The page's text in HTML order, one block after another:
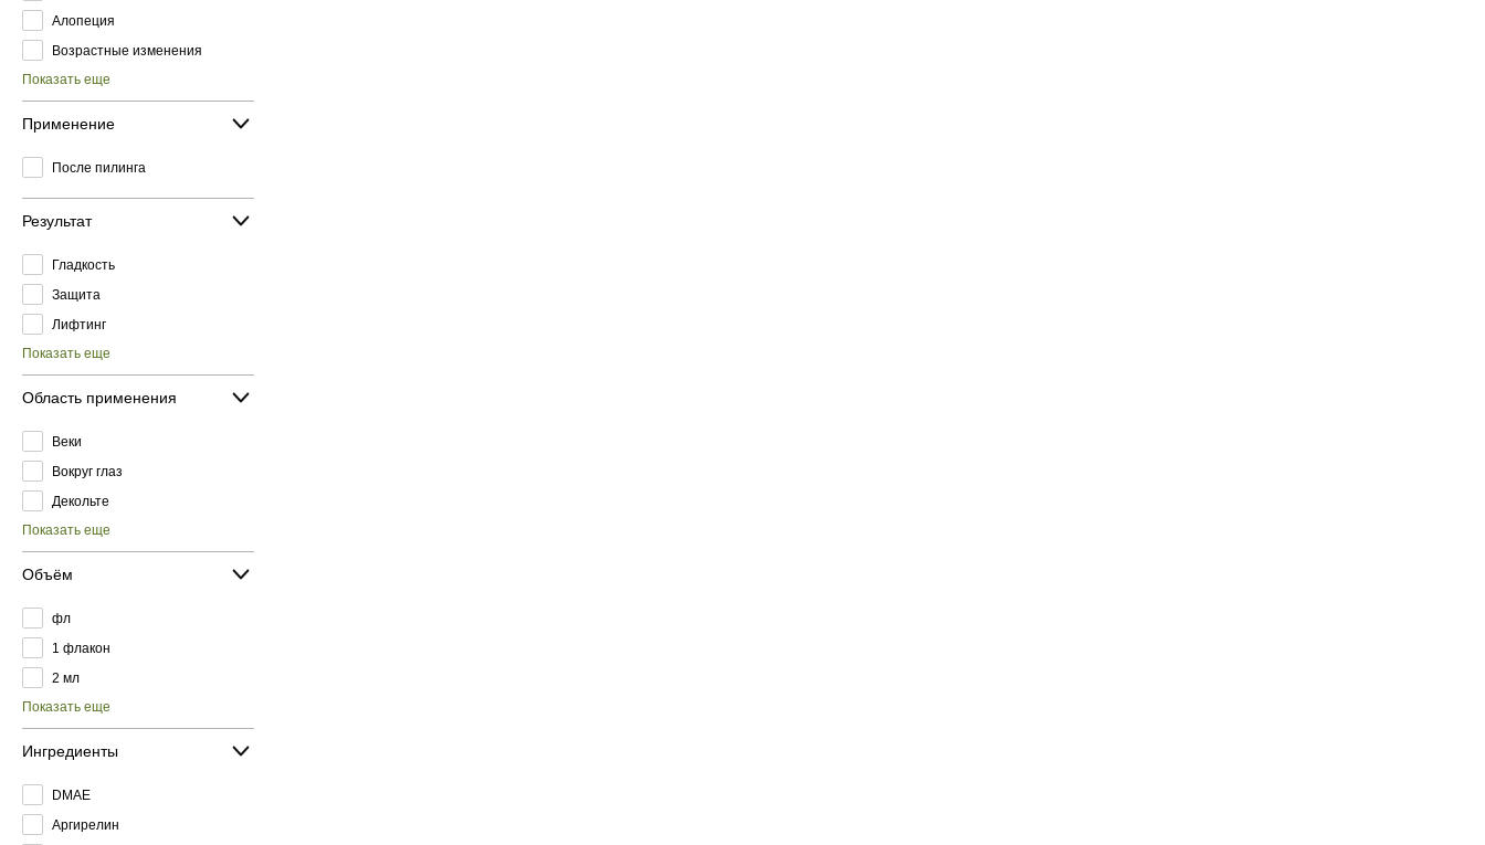
Алопеция
Возрастные изменения
Показать еще
Применение
После пилинга
Результат
Гладкость
Защита
Лифтинг
Показать еще
Область применения
Веки
Вокруг глаз
Декольте
Показать еще
Объём
фл
1 флакон
2 мл
Показать еще
Ингредиенты
DMAE
Аргирелин